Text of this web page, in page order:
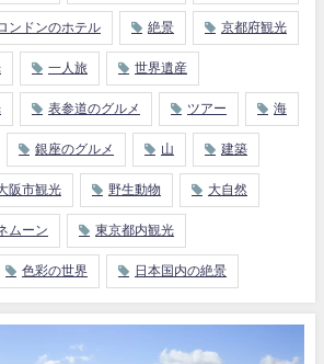
ンドンのホテル 絶景 京都府観光
一人旅 世界遺産
表参道のグルメ ツアー 海
銀座のグルメ 山 建築
阪市観光 野生動物 大自然
ムーン 東京都内観光
色彩の世界 日本国内の絶景